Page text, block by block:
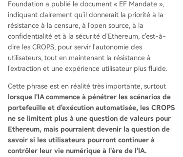
s noires" centralisées, ils pourraient compromettr
e la vie privée, la sécurité et le contrôle des utilis
ateurs. C'est pourquoi Vitalik évoque désormais l
a convergence entre le **"CROPS Ethereum acc
ess layer"** et le **"CROPS AI"**. L'objectif est d
e développer des outils où l'accès aux données
de la blockchain (via des RPC) et l'utilisation de
modèles d'IA (comme les LLM) puissent se faire
de manière **privée, vérif
Foundation a publié le document « EF Mandate »,
indiquant clairement qu'il donnerait la priorité à la
résistance à la censure, à l'open source, à la
confidentialité et à la sécurité d'Ethereum, c'est-à-
dire les CROPS, pour servir l'autonomie des
utilisateurs, tout en maintenant la résistance à
l'extraction et une expérience utilisateur plus fluide.
Cette phrase est en réalité très importante, surtout
lorsque l'IA commence à pénétrer les scénarios de
portefeuille et d'exécution automatisée, les CROPS
ne se limitent plus à une question de valeurs pour
Ethereum, mais pourraient devenir la question de
savoir si les utilisateurs pourront continuer à
contrôler leur vie numérique à l'ère de l'IA.